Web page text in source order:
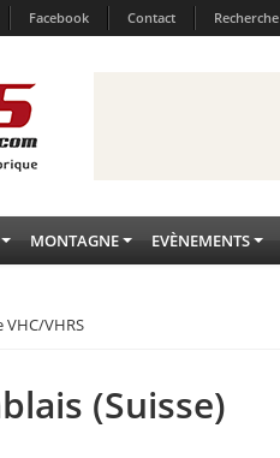
Facebook Contact Recherche
MONTAGNE EVÈNEMENTS
VHC/VHRS
(Suisse)